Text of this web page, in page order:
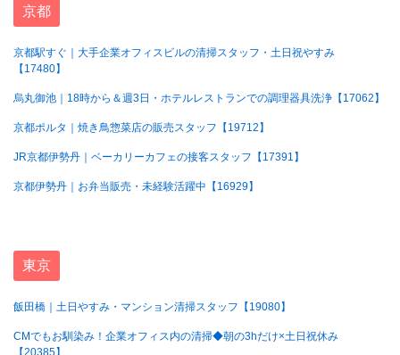
京都
京都駅すぐ｜大手企業オフィスビルの清掃スタッフ・土日祝やすみ
【17480】
烏丸御池｜18時から＆週3日・ホテルレストランでの調理器具洗浄【17062】
京都ポルタ｜焼き鳥惣菜店の販売スタッフ【19712】
JR京都伊勢丹｜ベーカリーカフェの接客スタッフ【17391】
京都伊勢丹｜お弁当販売・未経験活躍中【16929】
東京
飯田橋｜土日やすみ・マンション清掃スタッフ【19080】
CMでもお馴染み！企業オフィス内の清掃◆朝の3hだけ×土日祝休み
【20385】